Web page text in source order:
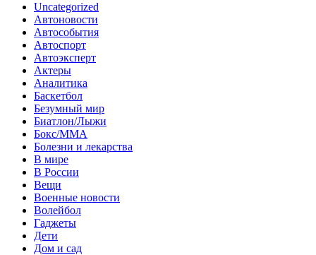
Uncategorized
Автоновости
Автособытия
Автоспорт
Автоэксперт
Актеры
Аналитика
Баскетбол
Безумный мир
Биатлон/Лыжи
Бокс/MMA
Болезни и лекарства
В мире
В России
Вещи
Военные новости
Волейбол
Гаджеты
Дети
Дом и сад